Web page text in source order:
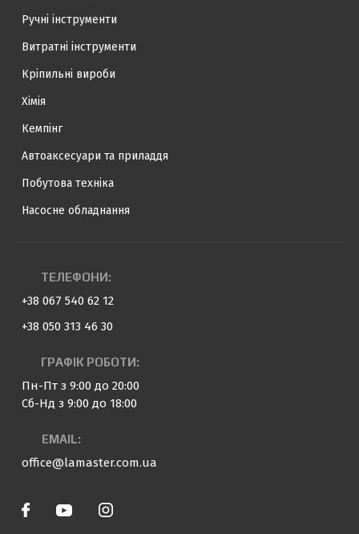
Ручні інструменти
Витратні інструменти
Кріпильні вироби
Хімія
Кемпінг
Автоаксесуари та приладдя
Побутова техніка
Насосне обладнання
ТЕЛЕФОНИ:
+38 067 540 62 12
+38 050 313 46 30
ГРАФІК РОБОТИ:
Пн-Пт з 9:00 до 20:00
Сб-Нд з 9:00 до 18:00
EMAIL:
office@lamaster.com.ua